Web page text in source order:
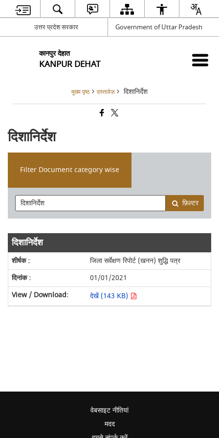
उत्तर प्रदेश सरकार Government of Uttar Pradesh
कानपुर देहात
KANPUR DEHAT
मुख्य पृष्ठ दस्तावेज़ दिशानिर्देश
दिशानिर्देश
Filter Document category wise
फ़िल्टर
दिशानिर्देश
जिला सर्वेक्षण रिपोर्ट (खनन) शुद्धि पत्र
01/01/2021
देखें (143 KB)
वेबसाइट नीतियां
मदद